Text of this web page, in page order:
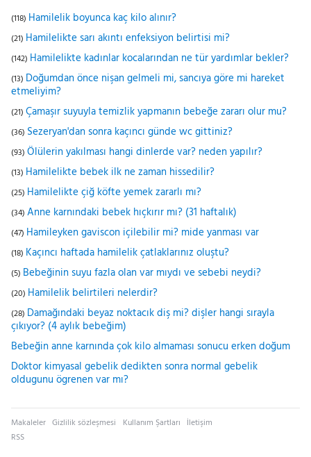
(118) Hamilelik boyunca kaç kilo alınır?
(21) Hamilelikte sarı akıntı enfeksiyon belirtisi mi?
(142) Hamilelikte kadınlar kocalarından ne tür yardımlar bekler?
(13) Doğumdan önce nişan gelmeli mi, sancıya göre mi hareket
etmeliyim?
(21) Çamaşır suyuyla temizlik yapmanın bebeğe zararı olur mu?
(36) Sezeryan'dan sonra kaçıncı günde wc gittiniz?
(93) Ölülerin yakılması hangi dinlerde var? neden yapılır?
(13) Hamilelikte bebek ilk ne zaman hissedilir?
(25) Hamilelikte çiğ köfte yemek zararlı mı?
(34) Anne karnındaki bebek hıçkırır mı? (31 haftalık)
(47) Hamileyken gaviscon içilebilir mi? mide yanması var
(18) Kaçıncı haftada hamilelik çatlaklarınız oluştu?
(5) Bebeğinin suyu fazla olan var mıydı ve sebebi neydi?
(20) Hamilelik belirtileri nelerdir?
(28) Damağındaki beyaz noktacık diş mi? dişler hangi sırayla
çıkıyor? (4 aylık bebeğim)
Bebeğin anne karnında çok kilo almaması sonucu erken doğum
Doktor kimyasal gebelik dedikten sonra normal gebelik
oldugunu ögrenen var mı?
Makaleler Gizlilik sözleşmesi Kullanım Şartları İletişim
RSS